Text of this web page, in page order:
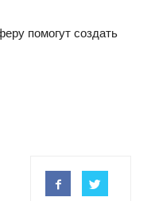
помогут создать